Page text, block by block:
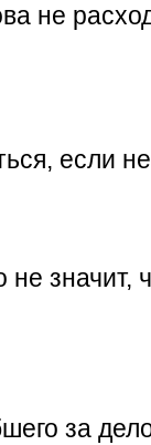
не
если
не значит,
за